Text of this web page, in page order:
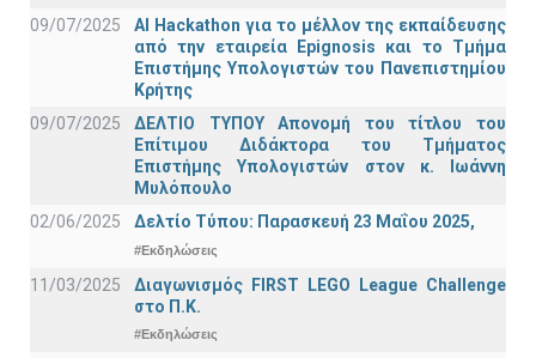
09/07/2025
AI Hackathon για το μέλλον της εκπαίδευσης
από την εταιρεία Epignosis και το Τμήμα
Επιστήμης Υπολογιστών του Πανεπιστημίου
Κρήτης
09/07/2025
ΔΕΛΤΙΟ ΤΥΠΟΥ Απονομή του τίτλου του
Επίτιμου Διδάκτορα του Τμήματος
Επιστήμης Υπολογιστών στον κ. Ιωάννη
Μυλόπουλο
02/06/2025
Δελτίο Τύπου: Παρασκευή 23 Μαΐου 2025,
#Εκδηλώσεις
11/03/2025
Διαγωνισμός FIRST LEGO League Challenge
στο Π.Κ.
#Εκδηλώσεις